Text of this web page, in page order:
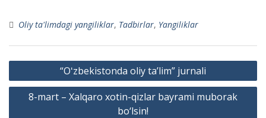
Oliy ta'limdagi yangiliklar, Tadbirlar, Yangiliklar
Post
menyusi
“Oʻzbekistonda oliy taʼlim” jurnali
8-mart – Xalqaro xotin-qizlar bayrami muborak
bo‘lsin!